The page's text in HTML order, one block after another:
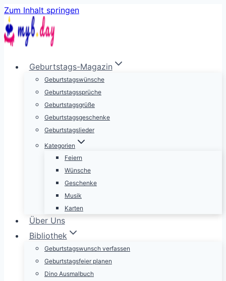
Zum Inhalt springen
Geburtstags-Magazin
Geburtstagswünsche
Geburtstagssprüche
Geburtstagsgrüße
Geburtstagsgeschenke
Geburtstagslieder
Kategorien
Feiern
Wünsche
Geschenke
Musik
Karten
Über Uns
Bibliothek
Geburtstagswunsch verfassen
Geburtstagsfeier planen
Dino Ausmalbuch